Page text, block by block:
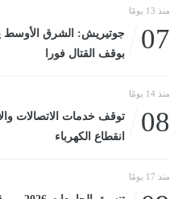
منذ 13 يومًا
07
جوتيريش: الشرق الأوسط
بوقف القتال فورا
منذ 14 يومًا
08
توقف خدمات الاتصالات
انقطاع الكهرباء
منذ 17 يومًا